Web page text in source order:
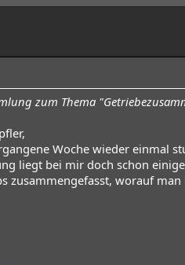
zum Thema
Woche wieder einmal
liegt bei mir doch schon
zusammengefasst, worauf